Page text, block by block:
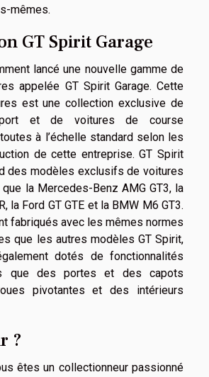
mêmes.
GT Spirit Garage
lancé une nouvelle gamme de
appelée GT Spirit Garage. Cette
est une collection exclusive de
et de voitures de course
à l’échelle standard selon les
de cette entreprise. GT Spirit
des modèles exclusifs de voitures
la Mercedes-Benz AMG GT3, la
la Ford GT GTE et la BMW M6 GT3.
fabriqués avec les mêmes normes
que les autres modèles GT Spirit,
dotés de fonctionnalités
que des portes et des capots
pivotantes et des intérieurs
?
êtes un collectionneur passionné